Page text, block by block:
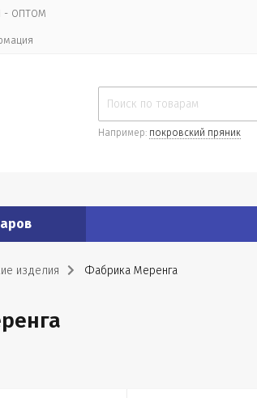
- ОПТОМ
Например: покровский пряник
изделия Фабрика Меренга